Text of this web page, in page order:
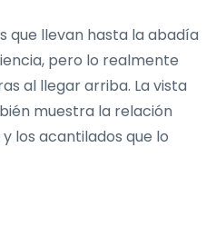
que llevan hasta la abadía
pero lo realmente
al llegar arriba. La vista
muestra la relación
los acantilados que lo